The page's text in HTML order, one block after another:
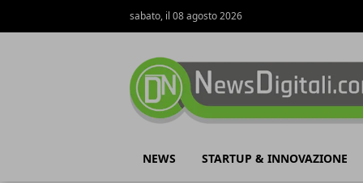
sabato, il 08 agosto 2026
NEWS STARTUP & INNOVAZIONE